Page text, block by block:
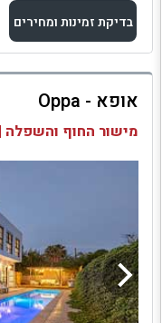
בדיקת זמינות ומחירים
למתחם זה
בדיקת זמינות ומחירים
אופא - Oppa
מישור החוף והשפלה